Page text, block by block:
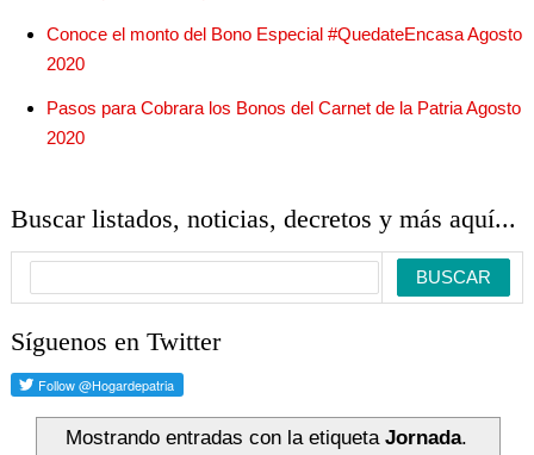
Conoce el monto del Bono Especial #QuedateEncasa Agosto
2020
Pasos para Cobrara los Bonos del Carnet de la Patria Agosto
2020
Buscar listados, noticias, decretos y más aquí...
Síguenos en Twitter
Mostrando entradas con la etiquetaJornada.